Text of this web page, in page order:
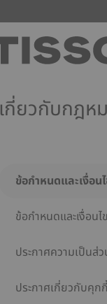
เกี่ยวกับกฎห
ข้อกำหนดและเงื่อน
ข้อกำหนดและเงื่อนไ
ประกาศความเป็นส่
ประกาศเกี่ยวกับคุก